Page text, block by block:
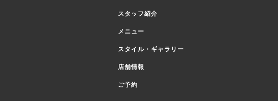
スタッフ紹介
メニュー
スタイル・ギャラリー
店舗情報
ご予約